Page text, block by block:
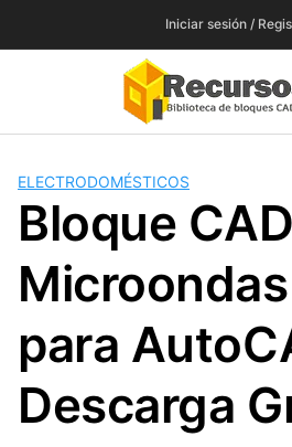
Iniciar sesión /
ELECTRODOMÉSTICOS
Bloque
para
Descarga